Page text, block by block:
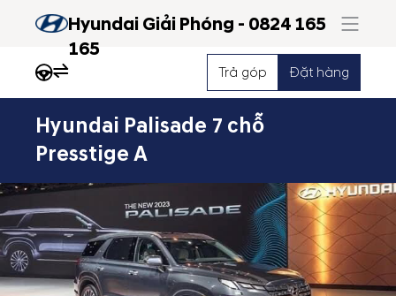
Hyundai Giải Phóng - 0824 165
165
Trả góp Đặt hàng
Hyundai Palisade 7 chỗ
Presstige A